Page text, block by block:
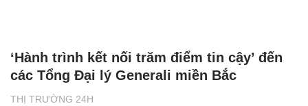
THỊ TRƯỜNG 24H
‘Hành trình kết nối trăm điểm tin cậy’ đến
các Tổng Đại lý Generali miền Bắc